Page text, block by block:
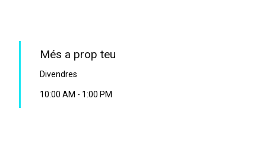
Més a prop teu
Divendres
10:00 AM - 1:00 PM